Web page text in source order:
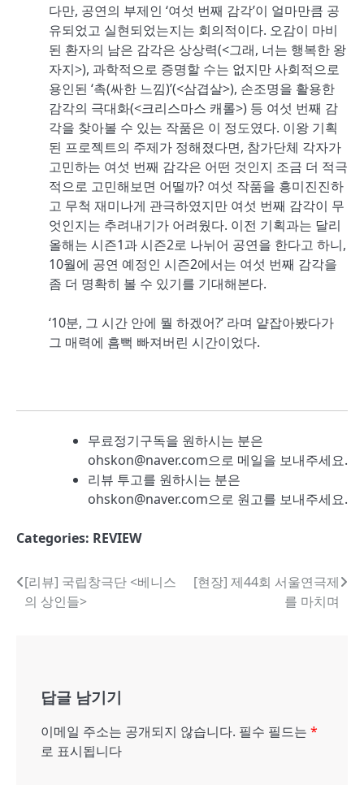
다만, 공연의 부제인 ‘여섯 번째 감각’이 얼마만큼 공
유되었고 실현되었는지는 회의적이다. 오감이 마비
된 환자의 남은 감각은 상상력(<그래, 너는 행복한 왕
자지>), 과학적으로 증명할 수는 없지만 사회적으로
용인된 ‘촉(싸한 느낌)’(<삼겹살>), 손조명을 활용한
감각의 극대화(<크리스마스 캐롤>) 등 여섯 번째 감
각을 찾아볼 수 있는 작품은 이 정도였다. 이왕 기획
된 프로젝트의 주제가 정해졌다면, 참가단체 각자가
고민하는 여섯 번째 감각은 어떤 것인지 조금 더 적극
적으로 고민해보면 어떨까? 여섯 작품을 흥미진진하
고 무척 재미나게 관극하였지만 여섯 번째 감각이 무
엇인지는 추려내기가 어려웠다. 이전 기획과는 달리
올해는 시즌1과 시즌2로 나뉘어 공연을 한다고 하니,
10월에 공연 예정인 시즌2에서는 여섯 번째 감각을
좀 더 명확히 볼 수 있기를 기대해본다.
‘10분, 그 시간 안에 뭘 하겠어?’ 라며 얕잡아봤다가
그 매력에 흠뻑 빠져버린 시간이었다.
무료정기구독을 원하시는 분은
ohskon@naver.com으로 메일을 보내주세요.
리뷰 투고를 원하시는 분은
ohskon@naver.com으로 원고를 보내주세요.
Categories: REVIEW
글
내
[리뷰] 국립창극단 <베니스
의 상인들>
[현장] 제44회 서울연극제
를 마치며
답글 남기기
이메일 주소는 공개되지 않습니다. 필수 필드는 *
로 표시됩니다